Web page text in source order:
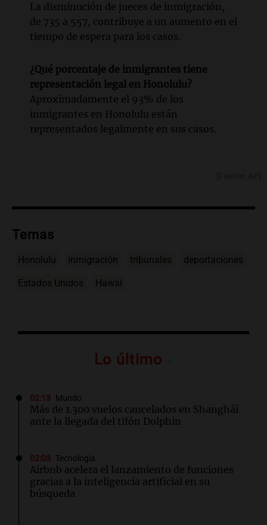
La disminución de jueces de inmigración,
de 735 a 557, contribuye a un aumento en el
tiempo de espera para los casos.
¿Qué porcentaje de inmigrantes tiene
representación legal en Honolulu?
Aproximadamente el 93% de los
inmigrantes en Honolulu están
representados legalmente en sus casos.
Temas
Honolulu inmigración tribunales deportaciones
Estados Unidos Hawái
Lo último
02:13 Mundo
Más de 1.300 vuelos cancelados en Shanghái
ante la llegada del tifón Dolphin
02:03 Tecnología
Airbnb acelera el lanzamiento de funciones
gracias a la inteligencia artificial en su
búsqueda